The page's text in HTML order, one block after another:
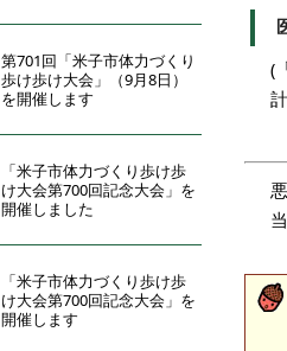
第701回「米子市体力づくり
歩け歩け大会」（9月8日）
を開催します
「米子市体力づくり歩け歩
け大会第700回記念大会」を
開催しました
「米子市体力づくり歩け歩
け大会第700回記念大会」を
開催します
(